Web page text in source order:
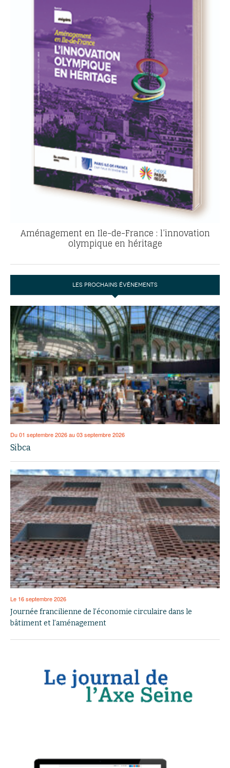
Aménagement en Ile-de-France : l’innovation
olympique en héritage
LES PROCHAINS ÉVÉNEMENTS
Du 01 septembre 2026 au 03 septembre 2026
Sibca
Le 16 septembre 2026
Journée francilienne de l’économie circulaire dans le
bâtiment et l’aménagement